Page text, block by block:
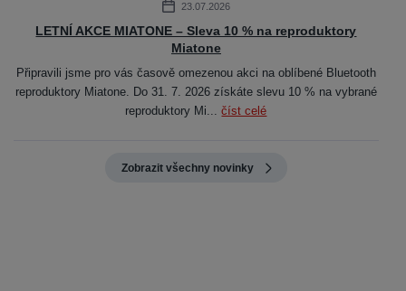
23.07.2026
LETNÍ AKCE MIATONE – Sleva 10 % na reproduktory
Miatone
Připravili jsme pro vás časově omezenou akci na oblíbené Bluetooth
reproduktory Miatone. Do 31. 7. 2026 získáte slevu 10 % na vybrané
reproduktory Mi...číst celé
Zobrazit všechny novinky